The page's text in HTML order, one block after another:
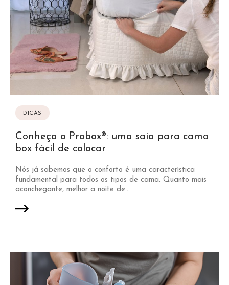
DICAS
Conheça o Probox®: uma saia para cama
box fácil de colocar
Nós já sabemos que o conforto é uma característica
fundamental para todos os tipos de cama. Quanto mais
aconchegante, melhor a noite de...